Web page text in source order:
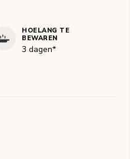
HOELANG TE
BEWAREN
3 dagen*